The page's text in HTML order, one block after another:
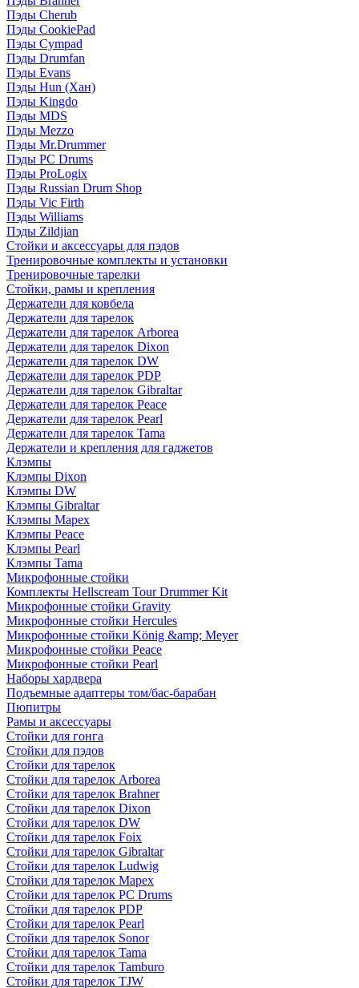
Пэды Cherub
Пэды CookiePad
Пэды Cympad
Пэды Drumfan
Пэды Evans
Пэды Hun (Хан)
Пэды Kingdo
Пэды MDS
Пэды Mezzo
Пэды Mr.Drummer
Пэды PC Drums
Пэды ProLogix
Пэды Russian Drum Shop
Пэды Vic Firth
Пэды Williams
Пэды Zildjian
Стойки и аксессуары для пэдов
Тренировочные комплекты и установки
Тренировочные тарелки
Стойки, рамы и крепления
Держатели для ковбела
Держатели для тарелок
Держатели для тарелок Arborea
Держатели для тарелок Dixon
Держатели для тарелок DW
Держатели для тарелок PDP
Держатели для тарелок Gibraltar
Держатели для тарелок Peace
Держатели для тарелок Pearl
Держатели для тарелок Tama
Держатели и крепления для гаджетов
Клэмпы
Клэмпы Dixon
Клэмпы DW
Клэмпы Gibraltar
Клэмпы Mapex
Клэмпы Peace
Клэмпы Pearl
Клэмпы Tama
Микрофонные стойки
Комплекты Hellscream Tour Drummer Kit
Микрофонные стойки Gravity
Микрофонные стойки Hercules
Микрофонные стойки König &amp; Meyer
Микрофонные стойки Peace
Микрофонные стойки Pearl
Наборы хардвера
Подъемные адаптеры том/бас-барабан
Пюпитры
Рамы и аксессуары
Стойки для гонга
Стойки для пэдов
Стойки для тарелок
Стойки для тарелок Arborea
Стойки для тарелок Brahner
Стойки для тарелок Dixon
Стойки для тарелок DW
Стойки для тарелок Foix
Стойки для тарелок Gibraltar
Стойки для тарелок Ludwig
Стойки для тарелок Mapex
Стойки для тарелок PC Drums
Стойки для тарелок PDP
Стойки для тарелок Pearl
Стойки для тарелок Sonor
Стойки для тарелок Tama
Стойки для тарелок Tamburo
Стойки для тарелок TJW